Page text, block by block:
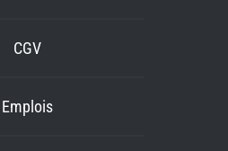
CGV
Emplois